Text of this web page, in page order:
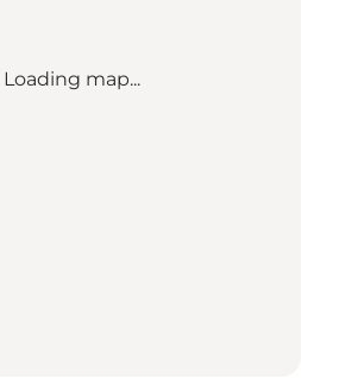
Loading map...